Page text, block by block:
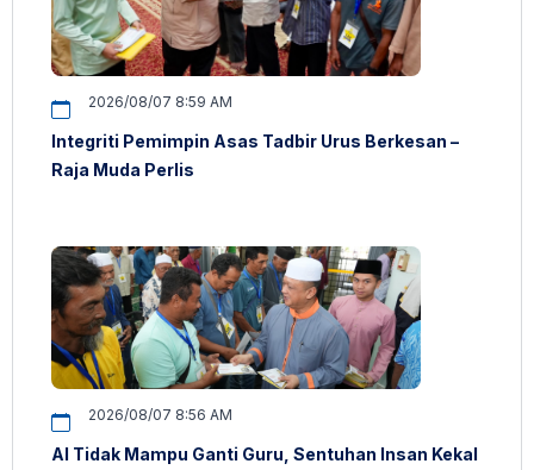
2026/08/07 8:59 AM
Integriti Pemimpin Asas Tadbir Urus Berkesan –
Raja Muda Perlis
2026/08/07 8:56 AM
AI Tidak Mampu Ganti Guru, Sentuhan Insan Kekal